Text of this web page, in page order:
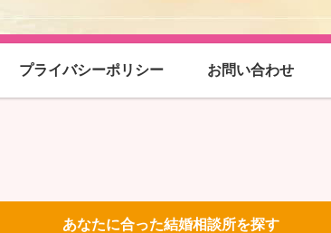
プライバシーポリシー お問い合わせ
あなたに合った結婚相談所を探す